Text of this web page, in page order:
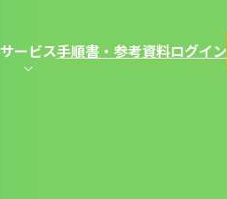
サービス手順書・参考資料ログイン